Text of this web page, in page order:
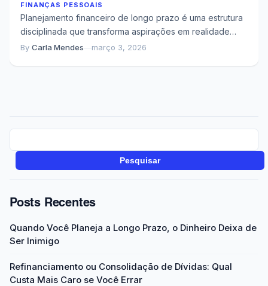
FINANÇAS PESSOAIS
Planejamento financeiro de longo prazo é uma estrutura
disciplinada que transforma aspirações em realidade
através de decisões consistentes ao longo do tempo....
By Carla Mendes—março 3, 2026
Pesquisar
Posts Recentes
Quando Você Planeja a Longo Prazo, o Dinheiro Deixa de
Ser Inimigo
Refinanciamento ou Consolidação de Dívidas: Qual
Custa Mais Caro se Você Errar